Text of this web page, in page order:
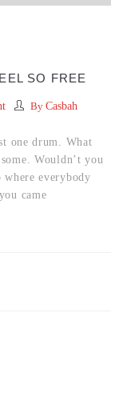
SO FREE
By Casbah
one drum. What
Wouldn’t you
everybody
came